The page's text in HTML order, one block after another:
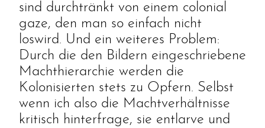
sind durchtränkt von einem colonial
gaze, den man so einfach nicht
loswird. Und ein weiteres Problem:
Durch die den Bildern eingeschriebene
Machthierarchie werden die
Kolonisierten stets zu Opfern. Selbst
wenn ich also die Machtverhältnisse
kritisch hinterfrage, sie entlarve und